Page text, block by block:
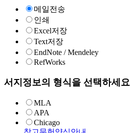
메일전송
인쇄
Excel저장
Text저장
EndNote / Mendeley
RefWorks
서지정보의 형식을 선택하세요
MLA
APA
Chicago